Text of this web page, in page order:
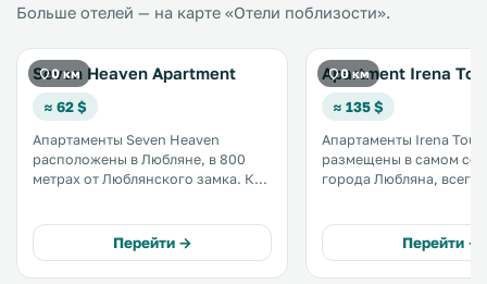
Больше отелей — на карте «Отели поблизости».
0 км
Seven Heaven Apartment
≈ 62 $
Апартаменты Seven Heaven
расположены в Любляне, в 800
метрах от Люблянского замка. К
удобств — кухня и собственная
ванная комната с душем.
Предоставляются полотенца и
Перейти →
0 км
Apartment Irena
≈ 135 $
Апартаменты Irena Tour
размещены в самом
города Любляна, всего
апартаментов,
современном стиле. В вашем
распоряжении балкон,
Перейти →